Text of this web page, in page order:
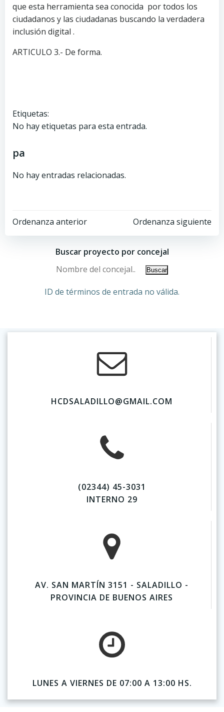
que esta herramienta sea conocida por todos los
ciudadanos y las ciudadanas buscando la verdadera
inclusión digital .
ARTICULO 3.- De forma.
Etiquetas:
No hay etiquetas para esta entrada.
pa
No hay entradas relacionadas.
Ordenanza anterior Ordenanza siguiente
Buscar proyecto por concejal
ID de términos de entrada no válida.
HCDSALADILLO@GMAIL.COM
(02344) 45-3031
INTERNO 29
AV. SAN MARTÍN 3151 - SALADILLO -
PROVINCIA DE BUENOS AIRES
LUNES A VIERNES DE 07:00 A 13:00 HS.